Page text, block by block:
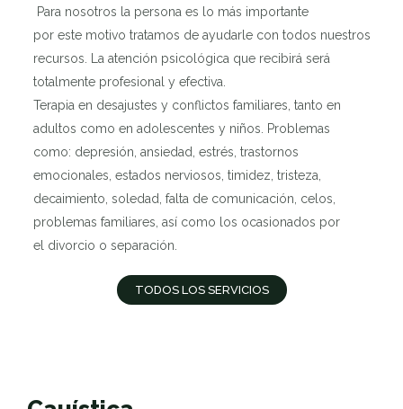
Para nosotros la persona es lo más importante
por este motivo tratamos de ayudarle con todos nuestros
recursos. La atención psicológica que recibirá será
totalmente profesional y efectiva.
Terapia en desajustes y conflictos familiares, tanto en
adultos como en adolescentes y niños. Problemas
como: depresión, ansiedad, estrés, trastornos
emocionales, estados nerviosos, timidez, tristeza,
decaimiento, soledad, falta de comunicación, celos,
problemas familiares, así como los ocasionados por
el divorcio o separación.
TODOS LOS SERVICIOS